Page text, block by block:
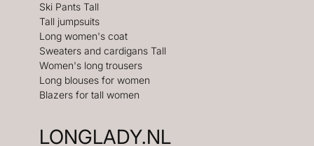
Ski Pants Tall
Tall jumpsuits
Long women's coat
Sweaters and cardigans Tall
Women's long trousers
Long blouses for women
Blazers for tall women
LONGLADY.NL